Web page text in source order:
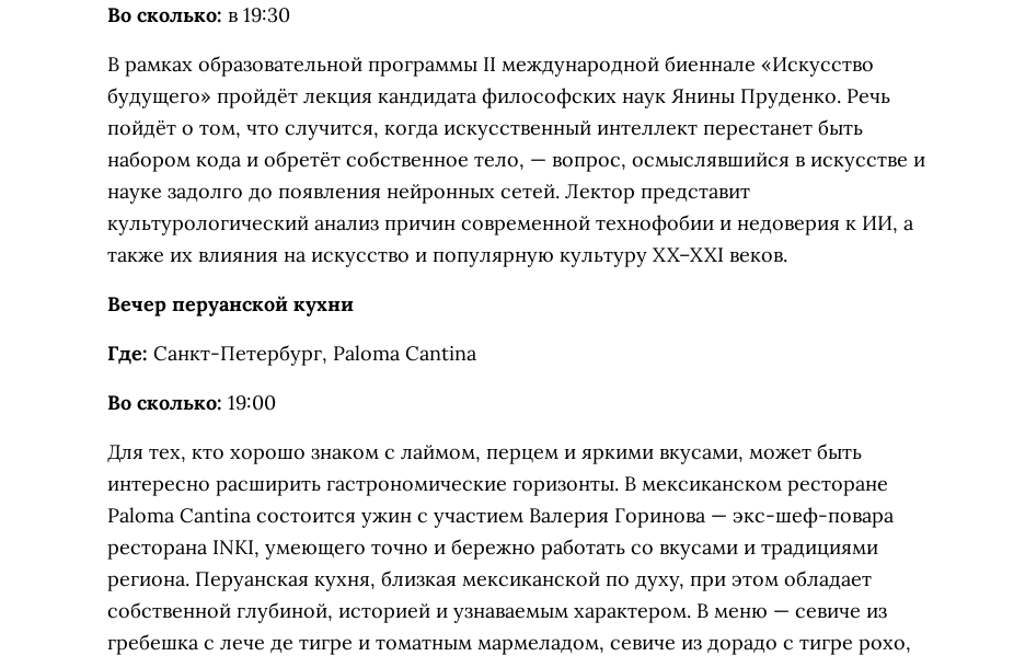
Во сколько: в 19:30
В рамках образовательной программы II международной биеннале «Искусство
будущего» пройдёт лекция кандидата философских наук Янины Пруденко. Речь
пойдёт о том, что случится, когда искусственный интеллект перестанет быть
набором кода и обретёт собственное тело, — вопрос, осмыслявшийся в искусстве и
науке задолго до появления нейронных сетей. Лектор представит
культурологический анализ причин современной технофобии и недоверия к ИИ, а
также их влияния на искусство и популярную культуру XX–XXI веков.
Вечер перуанской кухни
Где: Санкт-Петербург, Paloma Cantina
Во сколько: 19:00
Для тех, кто хорошо знаком с лаймом, перцем и яркими вкусами, может быть
интересно расширить гастрономические горизонты. В мексиканском ресторане
Paloma Cantina состоится ужин с участием Валерия Горинова — экс-шеф-повара
ресторана INKI, умеющего точно и бережно работать со вкусами и традициями
региона. Перуанская кухня, близкая мексиканской по духу, при этом обладает
собственной глубиной, историей и узнаваемым характером. В меню — севиче из
гребешка с лече де тигре и томатным мармеладом, севиче из дорадо с тигре рохо,